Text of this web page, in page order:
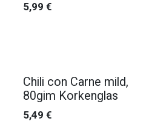
5,99 €
Chili con Carne mild,
80gim Korkenglas
5,49 €